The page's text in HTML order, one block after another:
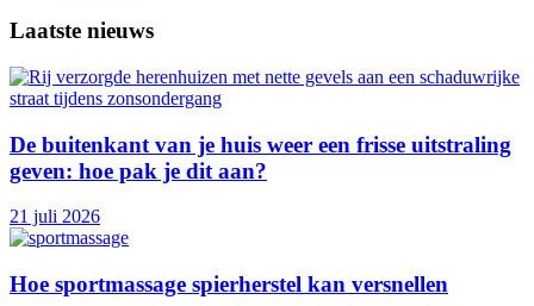
Laatste nieuws
De buitenkant van je huis weer een frisse uitstraling
geven: hoe pak je dit aan?
21 juli 2026
Hoe sportmassage spierherstel kan versnellen